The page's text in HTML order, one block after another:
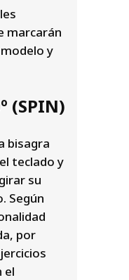
marcarán
y
(SPIN)
bisagra
teclado y
su
Según
por
el